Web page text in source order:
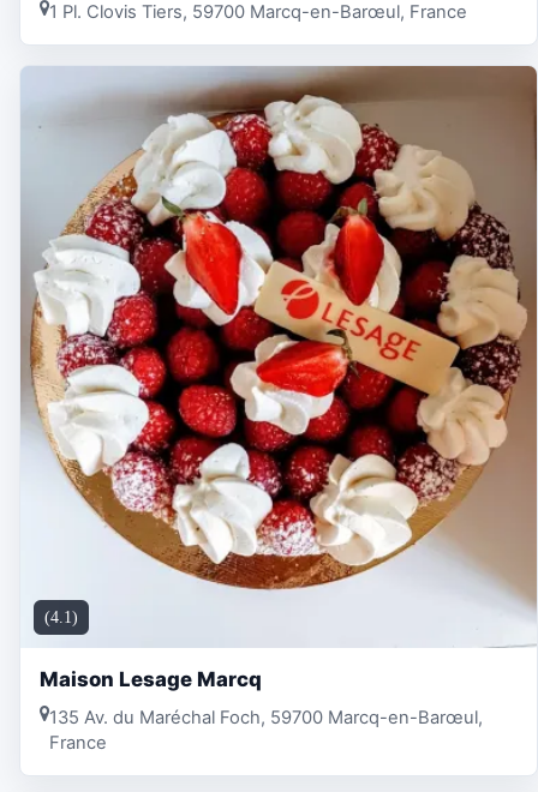
1 Pl. Clovis Tiers, 59700 Marcq-en-Barœul, France
(4.1)
Maison Lesage Marcq
135 Av. du Maréchal Foch, 59700 Marcq-en-Barœul,
France